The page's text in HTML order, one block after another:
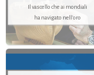
Il vascello che ai mondiali
ha navigato nell’oro